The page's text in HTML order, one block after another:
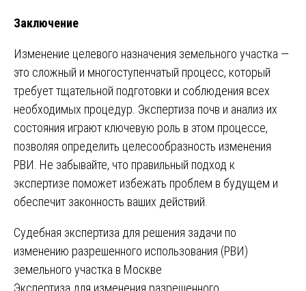
Заключение
Изменение целевого назначения земельного участка —
это сложный и многоступенчатый процесс, который
требует тщательной подготовки и соблюдения всех
необходимых процедур. Экспертиза почв и анализ их
состояния играют ключевую роль в этом процессе,
позволяя определить целесообразность изменения
РВИ. Не забывайте, что правильный подход к
экспертизе поможет избежать проблем в будущем и
обеспечит законность ваших действий.
Навигация
по
Судебная экспертиза для решения задачи по
изменению разрешенного использования (РВИ)
земельного участка в Москве
Экспертиза для изменения разрешенного